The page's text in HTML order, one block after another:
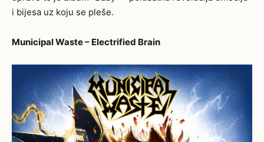
i bijesa uz koju se pleše.
Municipal Waste – Electrified Brain